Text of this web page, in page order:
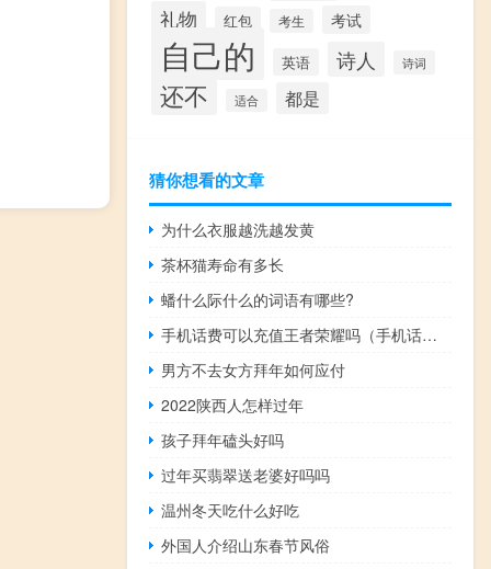
礼物 红包 考生 考试
自己的 英语 诗人 诗词
还不 适合 都是
猜你想看的文章
为什么衣服越洗越发黄
茶杯猫寿命有多长
蟠什么际什么的词语有哪些?
手机话费可以充值王者荣耀吗（手机话费可以买什么）
男方不去女方拜年如何应付
2022陕西人怎样过年
孩子拜年磕头好吗
过年买翡翠送老婆好吗吗
温州冬天吃什么好吃
外国人介绍山东春节风俗